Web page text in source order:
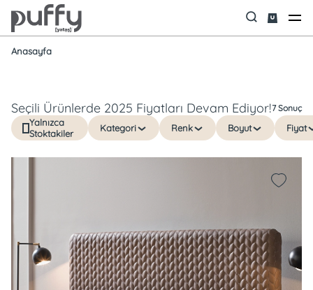
Anasayfa
Seçili Ürünlerde 2025 Fiyatları Devam Ediyor!7 Sonuç
Yalnızca
Stoktakiler
Kategori Renk Boyut Fiyat